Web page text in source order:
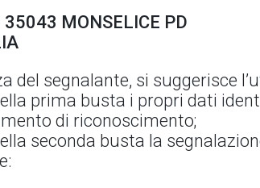
MONSELICE PD
del segnalante, si suggerisce
prima busta i propri dati
di riconoscimento;
seconda busta la